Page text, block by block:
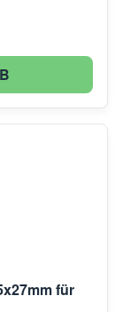
für